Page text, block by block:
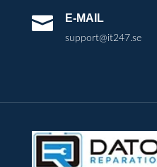
 E-MAIL
support@it247.se